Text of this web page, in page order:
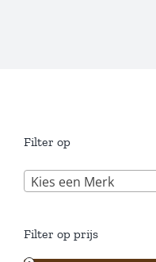
Filter op
Kies een Merk
Filter op prijs